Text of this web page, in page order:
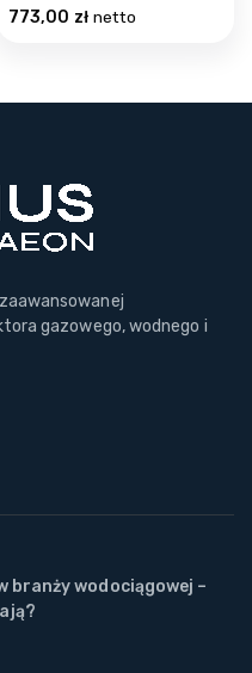
773,00 zł netto
gazowego, wodnego i
branży wodociągowej –